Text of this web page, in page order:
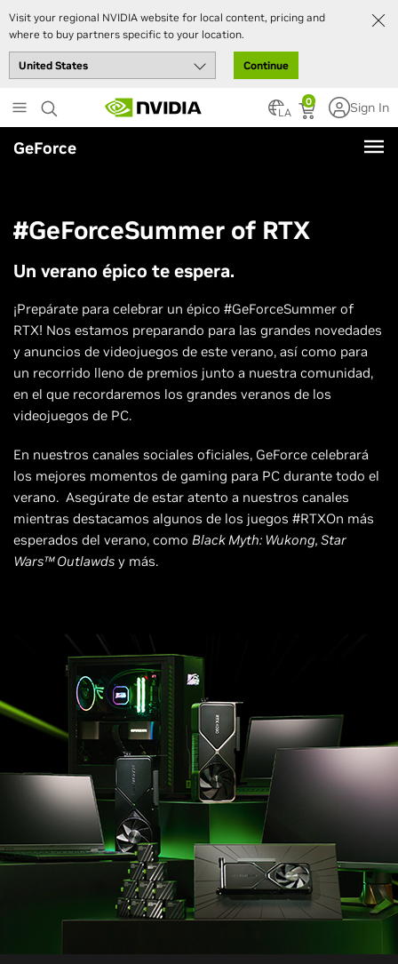
Visit your regional NVIDIA website for local content, pricing and
where to buy partners specific to your location.
Continue
to
main
content
0
LA Sign In
GeForce
#GeForceSummer of RTX
Un verano épico te espera.
¡Prepárate para celebrar un épico #GeForceSummer of
RTX! Nos estamos preparando para las grandes novedades
y anuncios de videojuegos de este verano, así como para
un recorrido lleno de premios junto a nuestra comunidad,
en el que recordaremos los grandes veranos de los
videojuegos de PC.
En nuestros canales sociales oficiales, GeForce celebrará
los mejores momentos de gaming para PC durante todo el
verano. Asegúrate de estar atento a nuestros canales
mientras destacamos algunos de los juegos #RTXOn más
esperados del verano, como Black Myth: Wukong, Star
Wars™ Outlawds y más.